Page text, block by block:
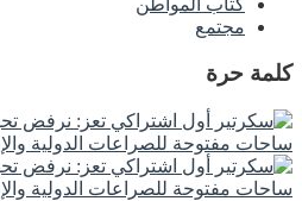
كتاب المواطن
مجتمع
كلمة حرة